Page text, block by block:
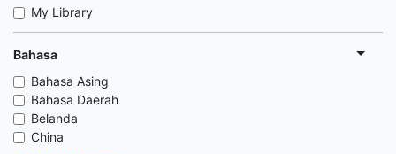
My Library
Bahasa
Bahasa Asing
Bahasa Daerah
Belanda
China